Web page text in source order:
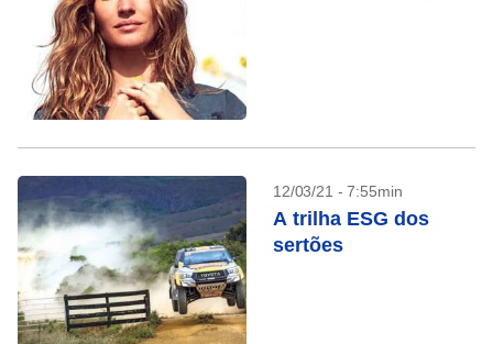
12/03/21 - 7:55min
A trilha ESG dos
sertões